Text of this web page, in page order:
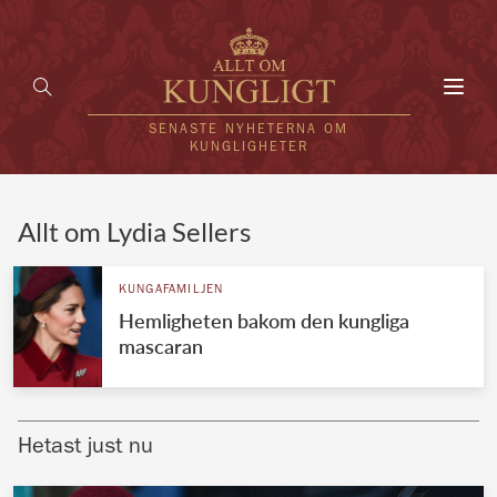
SENASTE NYHETERNA OM
KUNGLIGHETER
UTLÄNDSKT
VÄRLDENS KUNGAHUS
Brittiska kungahuset
Allt om Lydia Sellers
KUNGAFAMILJEN
Hemligheten bakom den kungliga
mascaran
Hetast just nu